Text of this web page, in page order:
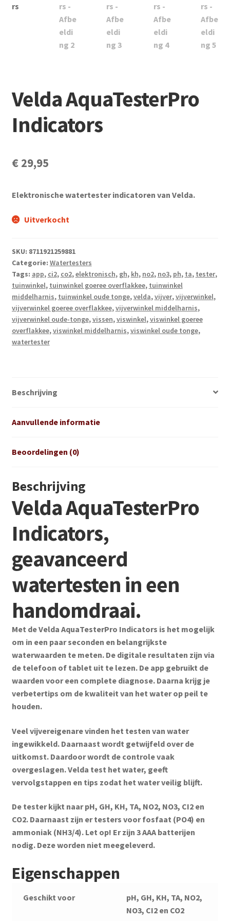
Vijverdecoratie en tuindecoratie
Vijveronderhoud
Voor vissen
Overige
Buxus
Kerst
Over ons
Velda AquaTesterPro
Indicators
€29,95
Elektronische watertester indicatoren van Velda.
Uitverkocht
SKU: 8711921259881
Categorie: Watertesters
Tags: app, ci2, co2,elektronisch, gh, kh, no2, no3, ph, ta, tester,
tuinwinkel, tuinwinkel goeree overflakkee, tuinwinkel
middelharnis, tuinwinkel oude tonge,velda,vijver,vijverwinkel,
vijverwinkel goeree overflakkee,vijverwinkel middelharnis,
vijverwinkel oude-tonge,vissen,viswinkel,viswinkel goeree
overflakkee,viswinkel middelharnis,viswinkel oude tonge,
watertester
Beschrijving
Aanvullende informatie
Beoordelingen (0)
Beschrijving
Velda AquaTesterPro
Indicators,
geavanceerd
watertesten in een
handomdraai.
Met de Velda AquaTesterPro Indicators is het mogelijk
om in een paar seconden en belangrijkste
waterwaarden te meten. De digitale resultaten zijn via
de telefoon of tablet uit te lezen. De app gebruikt de
waarden voor een complete diagnose. Daarna krijg je
verbetertips om de kwaliteit van het water op peil te
houden.
Veel vijvereigenare vinden het testen van water
ingewikkeld. Daarnaast wordt getwijfeld over de
uitkomst. Daardoor wordt de controle vaak
overgeslagen. Velda test het water, geeft
vervolgstappen en tips zodat het water veilig blijft.
De tester kijkt naar pH, GH, KH, TA, NO2, NO3, CI2 en
CO2. Daarnaast zijn er testers voor fosfaat (PO4) en
ammoniak (NH3/4). Let op! Er zijn 3 AAA batterijen
nodig. Deze worden niet meegeleverd.
Eigenschappen
Geschikt voor
pH, GH, KH, TA, NO2,
NO3, CI2 en CO2